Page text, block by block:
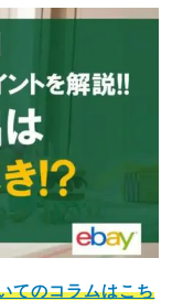
てのコラムはこち